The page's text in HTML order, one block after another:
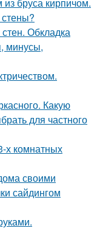
Обкладка
минусы,
Какую
для частного
х комнатных
своими
сайдингом